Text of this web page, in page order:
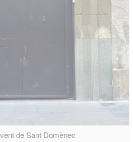
de Sant Domènec